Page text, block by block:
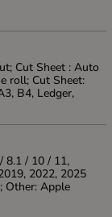
Cut Sheet : Auto
roll; Cut Sheet:
B4, Ledger,
8.1 / 10 / 11,
2022, 2025
Other: Apple